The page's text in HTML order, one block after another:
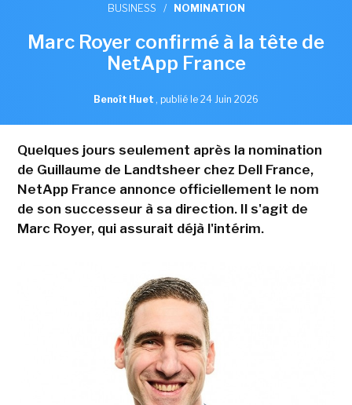
BUSINESS / NOMINATION
Marc Royer confirmé à la tête de
NetApp France
Benoît Huet , publié le 24 Juin 2026
Quelques jours seulement après la nomination
de Guillaume de Landtsheer chez Dell France,
NetApp France annonce officiellement le nom
de son successeur à sa direction. Il s'agit de
Marc Royer, qui assurait déjà l'intérim.